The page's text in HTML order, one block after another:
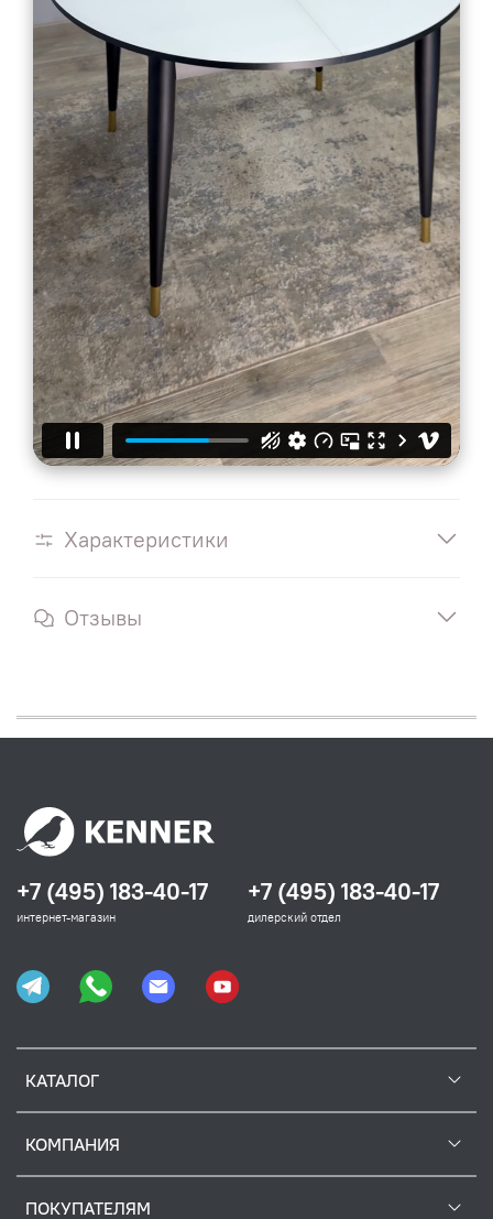
Характеристики
Отзывы
КАТАЛОГ
КОМПАНИЯ
ПОКУПАТЕЛЯМ
+7 (495) 183-40-17
интернет-магазин
+7 (495) 183-40-17
дилерский отдел